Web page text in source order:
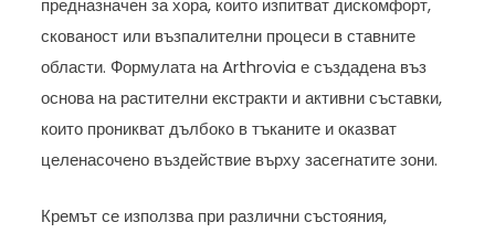
предназначен за хора, които изпитват дискомфорт,
скованост или възпалителни процеси в ставните
области. Формулата на Arthrovia е създадена въз
основа на растителни екстракти и активни съставки,
които проникват дълбоко в тъканите и оказват
целенасочено въздействие върху засегнатите зони.
Кремът се използва при различни състояния,